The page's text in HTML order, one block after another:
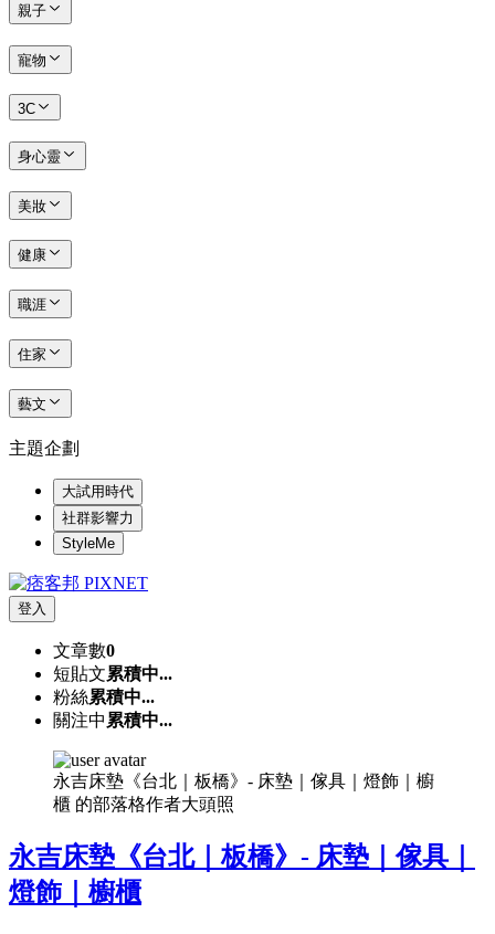
親子
寵物
3C
身心靈
美妝
健康
職涯
住家
藝文
主題企劃
大試用時代
社群影響力
StyleMe
登入
文章數0
短貼文累積中...
粉絲累積中...
關注中 累積中...
永吉床墊《台北｜板橋》- 床墊｜傢具｜燈飾｜櫥
櫃 的部落格作者大頭照
永吉床墊《台北｜板橋》- 床墊｜傢具｜
燈飾｜櫥櫃